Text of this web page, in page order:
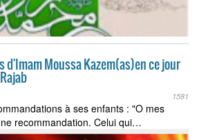
d'Imam Moussa Kazem(as)en ce jour
1581
à ses enfants : "O mes
recommandation. Celui qui…